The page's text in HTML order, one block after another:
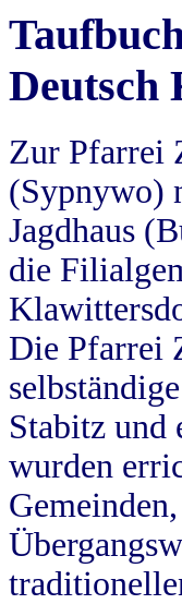
Deutsch
Zur Pfarrei
(Sypnywo)
Jagdhaus
die
Die Pfarrei
Stabitz
wurden